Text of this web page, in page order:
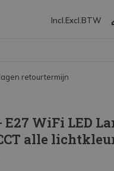
Incl. Excl. BTW
Tot 10 jaar garantie
WiFi LED
alle